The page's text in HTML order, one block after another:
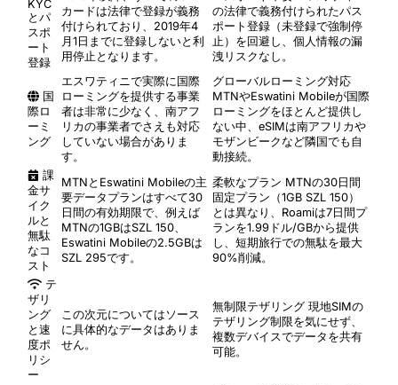
KYC
とパ
スポ
ート
登録
カードは法律で登録が義務
付けられており、2019年4
月1日までに登録しないと利
用停止となります。
の法律で義務付けられたパス
ポート登録（未登録で強制停
止）を回避し、個人情報の漏
洩リスクなし。
国
際ロ
ーミ
ング
エスワティニで実際に国際
ローミングを提供する事業
者は非常に少なく、南アフ
リカの事業者でさえも対応
していない場合がありま
す。
グローバルローミング対応
MTNやEswatini Mobileが国際
ローミングをほとんど提供し
ない中、eSIMは南アフリカや
モザンビークなど隣国でも自
動接続。
課
金サ
イク
ルと
無駄
なコ
スト
MTNとEswatini Mobileの主
要データプランはすべて30
日間の有効期限で、例えば
MTNの1GBはSZL 150、
Eswatini Mobileの2.5GBは
SZL 295です。
柔軟なプラン MTNの30日間
固定プラン（1GB SZL 150）
とは異なり、Roamiは7日間プ
ランを1.99ドル/GBから提供
し、短期旅行での無駄を最大
90%削減。
テ
ザリ
ング
と速
度ポ
リシ
ー
この次元についてはソース
に具体的なデータはありま
せん。
無制限テザリング 現地SIMの
テザリング制限を気にせず、
複数デバイスでデータを共有
可能。